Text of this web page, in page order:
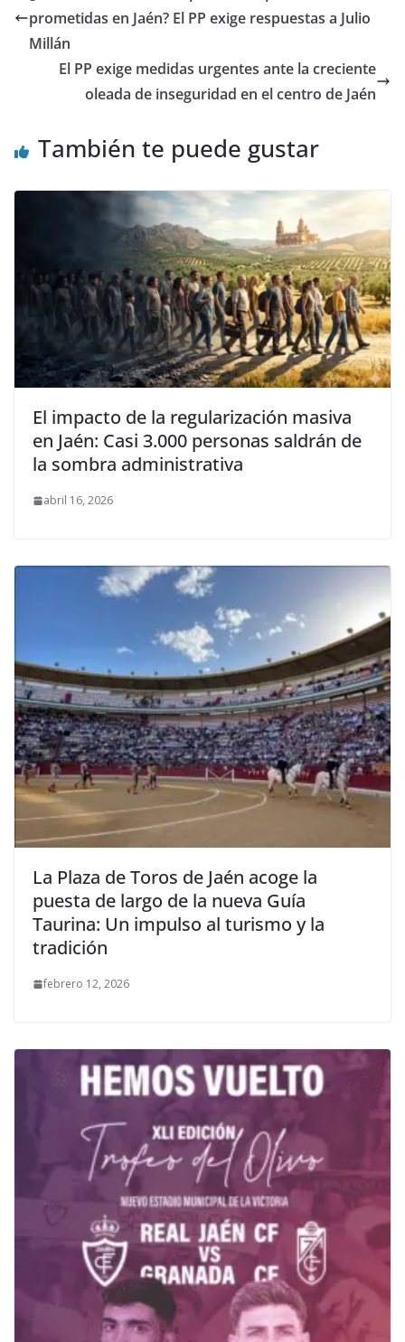
prometidas en Jaén? El PP exige respuestas a Julio
Millán
El PP exige medidas urgentes ante la creciente
oleada de inseguridad en el centro de Jaén
También te puede gustar
El impacto de la regularización masiva
en Jaén: Casi 3.000 personas saldrán de
la sombra administrativa
abril 16, 2026
La Plaza de Toros de Jaén acoge la
puesta de largo de la nueva Guía
Taurina: Un impulso al turismo y la
tradición
febrero 12, 2026